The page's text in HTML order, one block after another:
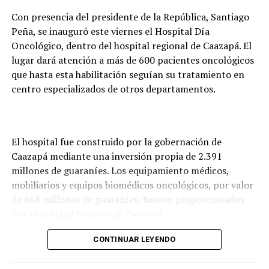
Con presencia del presidente de la República, Santiago
Peña, se inauguró este viernes el Hospital Día
Oncológico, dentro del hospital regional de Caazapá. El
lugar dará atención a más de 600 pacientes oncológicos
que hasta esta habilitación seguían su tratamiento en
centro especializados de otros departamentos.
El hospital fue construido por la gobernación de
Caazapá mediante una inversión propia de 2.391
millones de guaraníes. Los equipamiento médicos,
mobiliarios y equipos biomédicos oncológicos, por valor
de 668 millones de guaraníes, fueron proporcionados
Así también, el Gobierno Nacional, a través del
CONTINUAR LEYENDO